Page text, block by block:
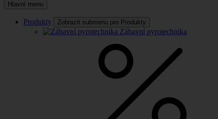
Hlavní menu
Produkty Zobrazit submenu pro Produkty
Zábavní pyrotechnika